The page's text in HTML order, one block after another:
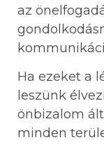
az
Ha ezeket a
leszünk
önbizalom
minden